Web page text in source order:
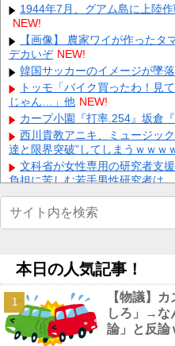
飲み屋でケンカした相手をコ
後、因果応報を思わせる出来事
【警告】 医師「米国では”ヘ
では平気で処方されてる」
【悲報】 夏のピーク、もう終
【緊急】 今の若者に急増して
刻な模様w w w w w w w w w w
Powered by livedoor 相互
1944年7月、グアム島に上陸
NEW!
【画像】 農家ワイが作った
デカいぞ NEW!
韓国サッカーのイメージが墜落
トッモ「バイク買ったわ！見
じゃん…」他 NEW!
カープ小園『打率.254』坂倉
西川貴教アニキ、ミュージッ
達と限界突破”してしまうｗｗｗ
文科省が女性専用の研究者支
負担に苦しむ若手男性研究者は
【速報】日本赤十字社、韓国
では適合する血液を確保できな
【動画】 歌舞伎町女子さん、
【画像】 大久保佳代子さん、
ｗ NEW!
ジャッキー・チェン「濃いメ
【画像】 佳子さま、ボディ
【衝撃】 佐藤二朗(57)、久し
ヤバすぎる… NEW!
本日の人気記事！
【物議】
しろ」→な
論」と反論